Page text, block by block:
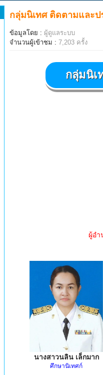
กลุ่มนิเทศ ติดตามและป
ข้อมูลโดย : ผู้ดูแลระบบ
จำนวนผู้เข้าชม : 7,203 ครั้ง
กลุ่มนิเ
ผู้อำ
นางสาวนลิน เล็กมาก
ศึกษานิเทศก์